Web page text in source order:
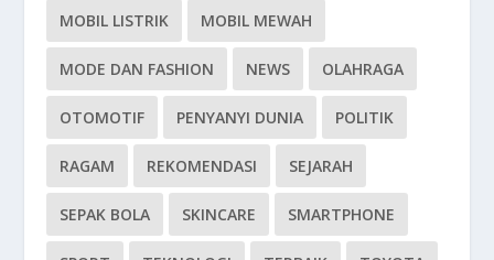
MOBIL LISTRIK MOBIL MEWAH
MODE DAN FASHION NEWS OLAHRAGA
OTOMOTIF PENYANYI DUNIA POLITIK
RAGAM REKOMENDASI SEJARAH
SEPAK BOLA SKINCARE SMARTPHONE